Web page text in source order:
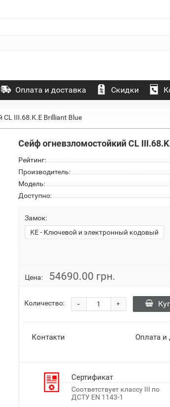
Оплата и доставка Скидки
CL III.68.K.Е Brilliant Blue
Сейф огневзломостойкий CL
Рейтинг:
Производитель:
Модель:
Доступно:
Замок:
KE - Ключевой и электронный кодовый
Цена: 54690.00 грн.
Количество: +
-
Контакти Оплата и
Сертификат
Соответствует классу III по
ДСТУ EN 1143-1